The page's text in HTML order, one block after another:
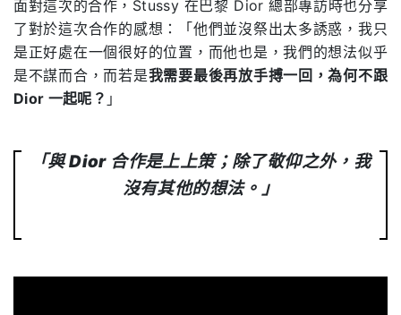
面對這次的合作， Stussy 在巴黎 Dior總部專訪時也分享
了對於這次合作的感想：「他們並沒祭出太多誘惑，我只
是正好處在一個很好的位置，而他也是，我們的想法似乎
是不謀而合，而若是我需要最後再放手搏一回，為何不跟
Dior 一起呢？ 」
「與Dior 合作是上上策；除了敬仰之外，我
沒有其他的想法。」